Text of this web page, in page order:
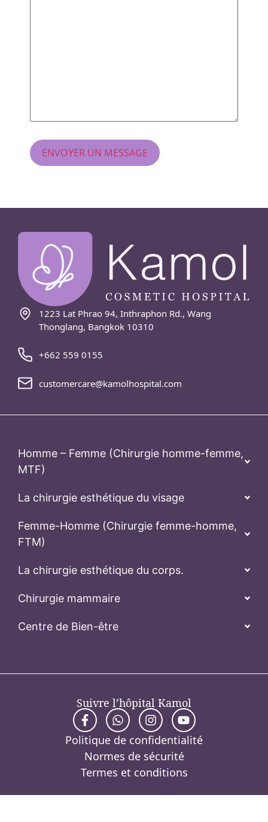
1223 Lat Phrao 94, Inthraphon Rd., Wang
Thonglang, Bangkok 10310
+662 559 0155
customercare@kamolhospital.com
Homme – Femme (Chirurgie homme-femme,
MTF)
La chirurgie esthétique du visage
Femme-Homme (Chirurgie femme-homme,
FTM)
La chirurgie esthétique du corps.
Chirurgie mammaire
Centre de Bien-être
Suivre l’hôpital Kamol
Politique de confidentialité
Normes de sécurité
Termes et conditions